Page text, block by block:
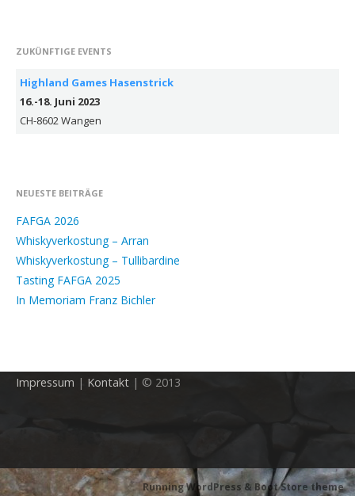
ZUKÜNFTIGE EVENTS
Highland Games Hasenstrick
16.-18. Juni 2023
CH-8602 Wangen
NEUESTE BEITRÄGE
FAFGA 2026
Whiskyverkostung – Arran
Whiskyverkostung – Tullibardine
Tasting FAFGA 2025
In Memoriam Franz Bichler
Impressum | Kontakt | © 2013
Running WordPress & Boot Store theme